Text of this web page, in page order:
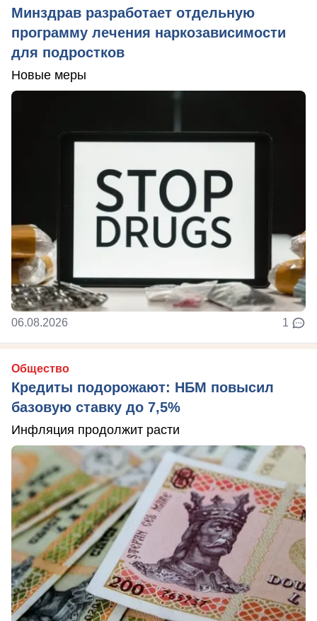
Минздрав разработает отдельную
программу лечения наркозависимости
для подростков
Новые меры
06.08.2026 1
Общество
Кредиты подорожают: НБМ повысил
базовую ставку до 7,5%
Инфляция продолжит расти